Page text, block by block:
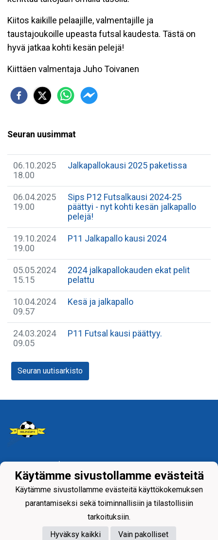
Kiitos kaikille pelaajille, valmentajille ja
taustajoukoille upeasta futsal kaudesta. Tästä on
hyvä jatkaa kohti kesän pelejä!
Kiittäen valmentaja Juho Toivanen
Seuran uusimmat
06.10.2025
18.00
Jalkapallokausi 2025 paketissa
06.04.2025
19.00
Sips P12 Futsalkausi 2024-25
päättyi - nyt kohti kesän jalkapallo
pelejä!
19.10.2024
19.00
P11 Jalkapallo kausi 2024
05.05.2024
15.15
2024 jalkapallokauden ekat pelit
pelattu
10.04.2024
09.57
Kesä ja jalkapallo
24.03.2024
09.05
P11 Futsal kausi päättyy.
Seuran uutisarkisto
Tietosuojaseloste
Siilinjärven Palloseura ry
Käytämme sivustollamme evästeitä
Käytämme sivustollamme evästeitä käyttökokemuksen
parantamiseksi sekä toiminnallisiin ja tilastollisiin
tarkoituksiin.
Hyväksy kaikki
Vain pakolliset